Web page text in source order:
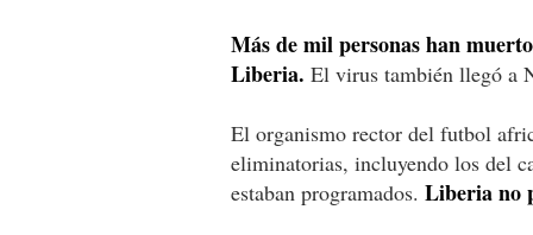
Más de mil personas han
Liberia. El virus también llegó a
El organismo rector del futbol
eliminatorias, incluyendo los del
estaban programados. Liberia no